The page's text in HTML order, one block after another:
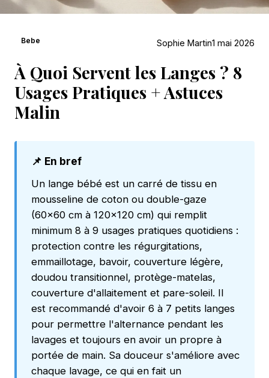
Bebe Sophie Martin1 mai 2026
À Quoi Servent les Langes ? 8
Usages Pratiques + Astuces
Malin
📌 En bref
Un lange bébé est un carré de tissu en
mousseline de coton ou double-gaze
(60×60 cm à 120×120 cm) qui remplit
minimum 8 à 9 usages pratiques quotidiens :
protection contre les régurgitations,
emmaillotage, bavoir, couverture légère,
doudou transitionnel, protège-matelas,
couverture d'allaitement et pare-soleil. Il
est recommandé d'avoir 6 à 7 petits langes
pour permettre l'alternance pendant les
lavages et toujours en avoir un propre à
portée de main. Sa douceur s'améliore avec
chaque lavage, ce qui en fait un